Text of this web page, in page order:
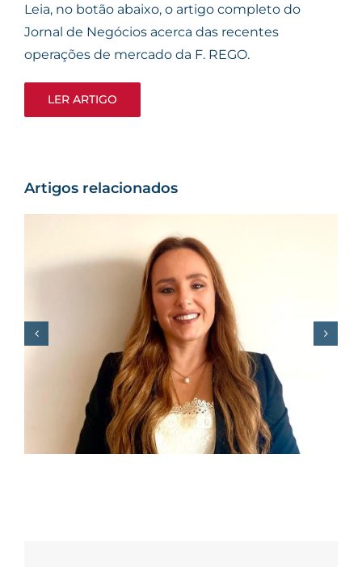
Leia, no botão abaixo, o artigo completo do
Jornal de Negócios acerca das recentes
operações de mercado da F. REGO.
LER ARTIGO
Artigos relacionados
F. REGO junta Miguel
Morgado e Sérgio
Sousa Pinto para
debater o “novo
mundo” das empresas